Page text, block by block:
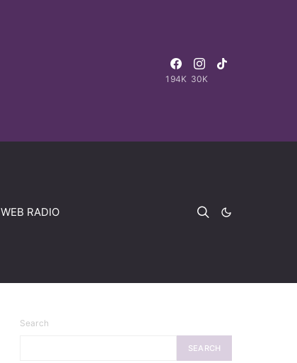
194K 30K
WEB RADIO
Search
SEARCH